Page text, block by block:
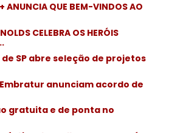
ANUNCIA QUE BEM-VINDOS AO
CELEBRA OS HERÓIS
SP abre seleção de projetos
anunciam acordo de
gratuita e de ponta no